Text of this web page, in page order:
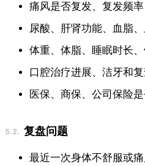
痛风是否复发、复发频率
尿酸、肝肾功能、血脂、
体重、体脂、睡眠时长、
口腔治疗进展、洁牙和复
医保、商保、公司保险
复盘问题
最近一次身体不舒服或